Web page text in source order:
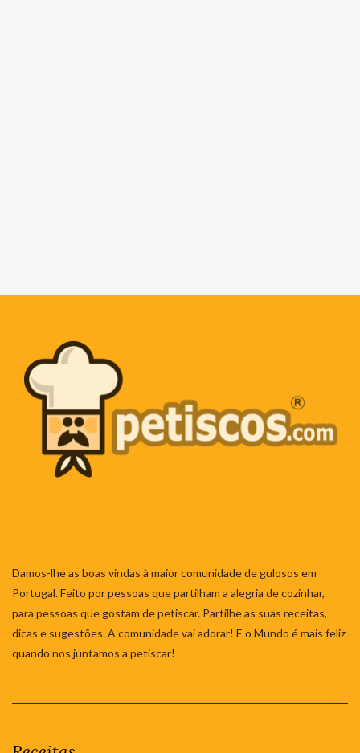
Damos-lhe as boas vindas à maior comunidade de gulosos em
Portugal. Feito por pessoas que partilham a alegria de cozinhar,
para pessoas que gostam de petiscar. Partilhe as suas receitas,
dicas e sugestões. A comunidade vai adorar! E o Mundo é mais feliz
quando nos juntamos a petiscar!